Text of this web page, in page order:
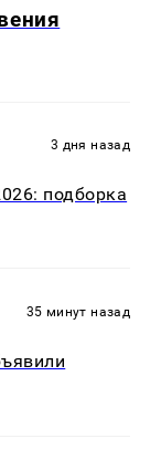
3 дня назад
подборка
35 минут назад